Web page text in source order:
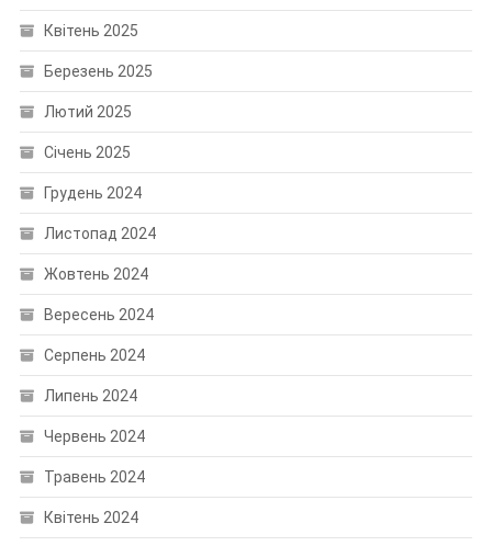
Квітень 2025
Березень 2025
Лютий 2025
Січень 2025
Грудень 2024
Листопад 2024
Жовтень 2024
Вересень 2024
Серпень 2024
Липень 2024
Червень 2024
Травень 2024
Квітень 2024